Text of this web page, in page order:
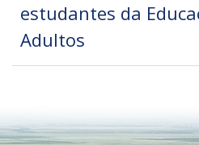
estudantes da
Adultos